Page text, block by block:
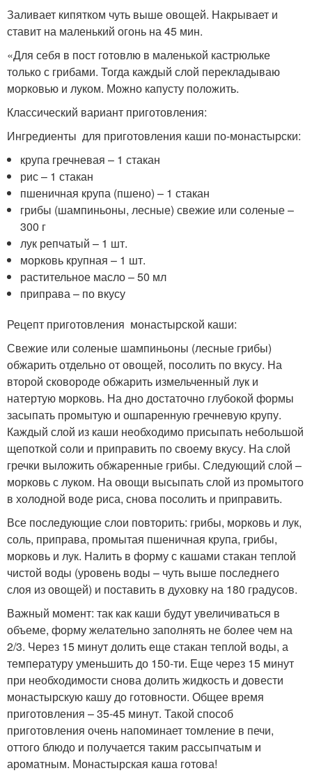
Заливает кипятком чуть выше овощей. Накрывает и
ставит на маленький огонь на 45 мин.
«Для себя в пост готовлю в маленькой кастрюльке
только с грибами. Тогда каждый слой перекладываю
морковью и луком. Можно капусту положить.
Классический вариант приготовления:
Ингредиенты для приготовления каши по-монастырски:
крупа гречневая – 1 стакан
рис – 1 стакан
пшеничная крупа (пшено) – 1 стакан
грибы (шампиньоны, лесные) свежие или соленые –
300 г
лук репчатый – 1 шт.
морковь крупная – 1 шт.
растительное масло – 50 мл
приправа – по вкусу
Рецепт приготовления монастырской каши:
Свежие или соленые шампиньоны (лесные грибы)
обжарить отдельно от овощей, посолить по вкусу. На
второй сковороде обжарить измельченный лук и
натертую морковь. На дно достаточно глубокой формы
засыпать промытую и ошпаренную гречневую крупу.
Каждый слой из каши необходимо присыпать небольшой
щепоткой соли и приправить по своему вкусу. На слой
гречки выложить обжаренные грибы. Следующий слой –
морковь с луком. На овощи высыпать слой из промытого
в холодной воде риса, снова посолить и приправить.
Все последующие слои повторить: грибы, морковь и лук,
соль, приправа, промытая пшеничная крупа, грибы,
морковь и лук. Налить в форму с кашами стакан теплой
чистой воды (уровень воды – чуть выше последнего
слоя из овощей) и поставить в духовку на 180 градусов.
Важный момент: так как каши будут увеличиваться в
объеме, форму желательно заполнять не более чем на
2/3. Через 15 минут долить еще стакан теплой воды, а
температуру уменьшить до 150-ти. Еще через 15 минут
при необходимости снова долить жидкость и довести
монастырскую кашу до готовности. Общее время
приготовления – 35-45 минут. Такой способ
приготовления очень напоминает томление в печи,
оттого блюдо и получается таким рассыпчатым и
ароматным. Монастырская каша готова!